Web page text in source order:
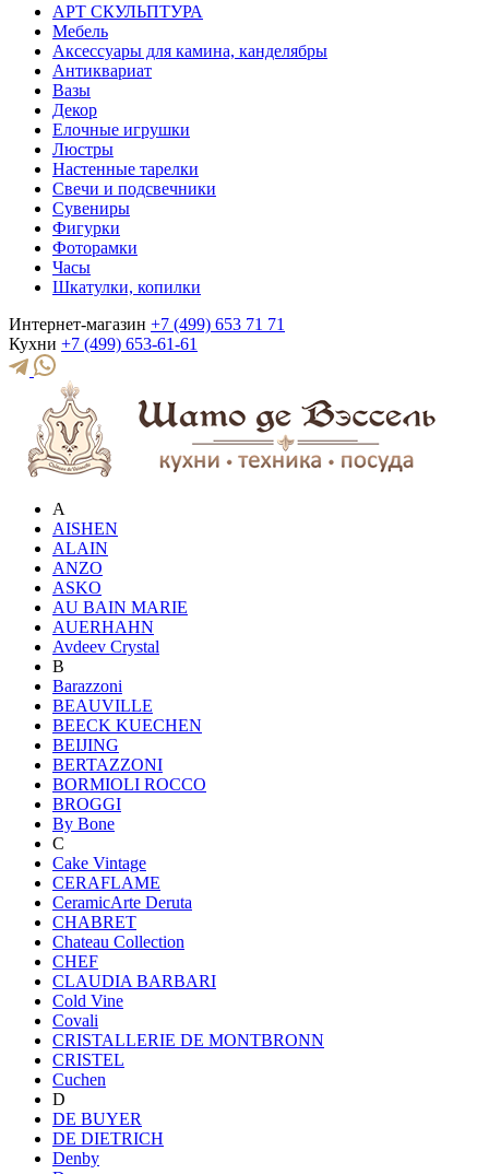
АРТ СКУЛЬПТУРА
Мебель
Аксессуары для камина, канделябры
Антиквариат
Вазы
Декор
Елочные игрушки
Люстры
Настенные тарелки
Свечи и подсвечники
Сувениры
Фигурки
Фоторамки
Часы
Шкатулки, копилки
Интернет-магазин +7 (499) 653 71 71
Кухни +7 (499) 653-61-61
A
AISHEN
ALAIN
ANZO
ASKO
AU BAIN MARIE
AUERHAHN
Avdeev Crystal
B
Barazzoni
BEAUVILLE
BEECK KUECHEN
BEIJING
BERTAZZONI
BORMIOLI ROCCO
BROGGI
By Bone
C
Cake Vintage
CERAFLAME
CeramicArte Deruta
CHABRET
Chateau Collection
CHEF
CLAUDIA BARBARI
Cold Vine
Covali
CRISTALLERIE DE MONTBRONN
CRISTEL
Cuchen
D
DE BUYER
DE DIETRICH
Denby